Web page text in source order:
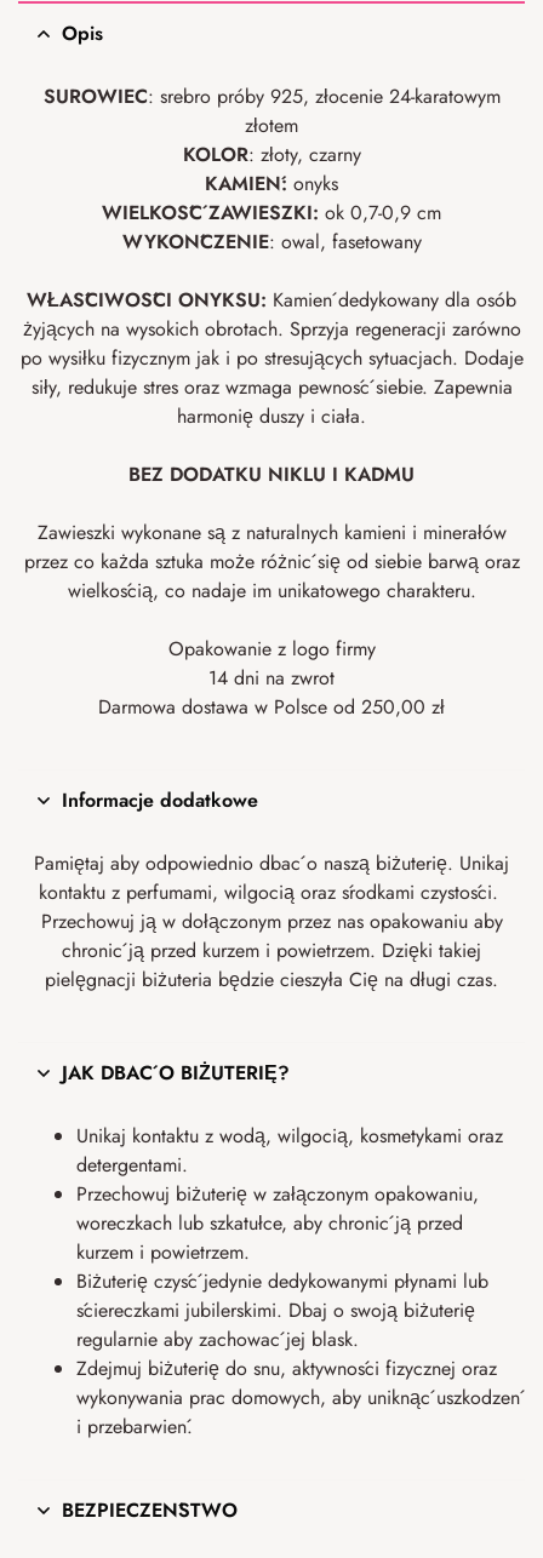
Opis
SUROWIEC: srebro próby 925, złocenie 24-karatowym
złotem
KOLOR: złoty, czarny
KAMIEŃ: onyks
WIELKOŚĆ ZAWIESZKI: ok 0,7-0,9 cm
WYKOŃCZENIE: owal, fasetowany
WŁAŚCIWOŚCI ONYKSU: Kamień dedykowany dla osób
żyjących na wysokich obrotach. Sprzyja regeneracji zarówno
po wysiłku fizycznym jak i po stresujących sytuacjach. Dodaje
siły, redukuje stres oraz wzmaga pewność siebie. Zapewnia
harmonię duszy i ciała.
BEZ DODATKU NIKLU I KADMU
Zawieszki wykonane są z naturalnych kamieni i minerałów
przez co każda sztuka może różnić się od siebie barwą oraz
wielkością, co nadaje im unikatowego charakteru.
Opakowanie z logo firmy
14 dni na zwrot
Darmowa dostawa w Polsce od 250,00 zł
Informacje dodatkowe
Pamiętaj aby odpowiednio dbać o naszą biżuterię. Unikaj
kontaktu z perfumami, wilgocią oraz środkami czystości.
Przechowuj ją w dołączonym przez nas opakowaniu aby
chronić ją przed kurzem i powietrzem. Dzięki takiej
pielęgnacji biżuteria będzie cieszyła Cię na długi czas.
JAK DBAĆ O BIŻUTERIĘ?
Unikaj kontaktu z wodą, wilgocią, kosmetykami oraz
detergentami.
Przechowuj biżuterię w załączonym opakowaniu,
woreczkach lub szkatułce, aby chronić ją przed
kurzem i powietrzem.
Biżuterię czyść jedynie dedykowanymi płynami lub
ściereczkami jubilerskimi. Dbaj o swoją biżuterię
regularnie aby zachować jej blask.
Zdejmuj biżuterię do snu, aktywności fizycznej oraz
wykonywania prac domowych, aby uniknąć uszkodzeń
i przebarwień.
BEZPIECZEŃSTWO